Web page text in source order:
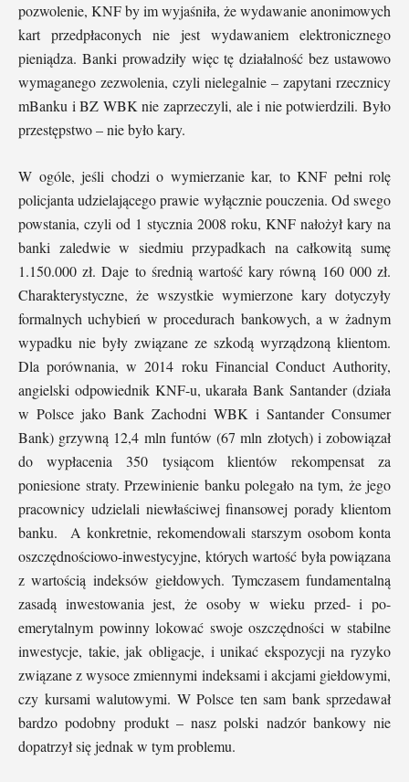
pozwolenie, KNF by im wyjaśniła, że wydawanie anonimowych
kart przedpłaconych nie jest wydawaniem elektronicznego
pieniądza. Banki prowadziły więc tę działalność bez ustawowo
wymaganego zezwolenia, czyli nielegalnie – zapytani rzecznicy
mBanku i BZ WBK nie zaprzeczyli, ale i nie potwierdzili. Było
przestępstwo – nie było kary.
W ogóle, jeśli chodzi o wymierzanie kar, to KNF pełni rolę
policjanta udzielającego prawie wyłącznie pouczenia. Od swego
powstania, czyli od 1 stycznia 2008 roku, KNF nałożył kary na
banki zaledwie w siedmiu przypadkach na całkowitą sumę
1.150.000 zł. Daje to średnią wartość kary równą 160 000 zł.
Charakterystyczne, że wszystkie wymierzone kary dotyczyły
formalnych uchybień w procedurach bankowych, a w żadnym
wypadku nie były związane ze szkodą wyrządzoną klientom.
Dla porównania, w 2014 roku Financial Conduct Authority,
angielski odpowiednik KNF-u, ukarała Bank Santander (działa
w Polsce jako Bank Zachodni WBK i Santander Consumer
Bank) grzywną 12,4 mln funtów (67 mln złotych) i zobowiązał
do wypłacenia 350 tysiącom klientów rekompensat za
poniesione straty. Przewinienie banku polegało na tym, że jego
pracownicy udzielali niewłaściwej finansowej porady klientom
banku. A konkretnie, rekomendowali starszym osobom konta
oszczędnościowo-inwestycyjne, których wartość była powiązana
z wartością indeksów giełdowych. Tymczasem fundamentalną
zasadą inwestowania jest, że osoby w wieku przed- i po-
emerytalnym powinny lokować swoje oszczędności w stabilne
inwestycje, takie, jak obligacje, i unikać ekspozycji na ryzyko
związane z wysoce zmiennymi indeksami i akcjami giełdowymi,
czy kursami walutowymi. W Polsce ten sam bank sprzedawał
bardzo podobny produkt – nasz polski nadzór bankowy nie
dopatrzył się jednak w tym problemu.